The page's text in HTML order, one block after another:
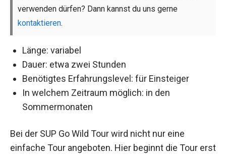
verwenden dürfen? Dann kannst du uns gerne
kontaktieren.
Länge: variabel
Dauer: etwa zwei Stunden
Benötigtes Erfahrungslevel: für Einsteiger
In welchem Zeitraum möglich: in den
Sommermonaten
Bei der SUP Go Wild Tour wird nicht nur eine
einfache Tour angeboten. Hier beginnt die Tour erst